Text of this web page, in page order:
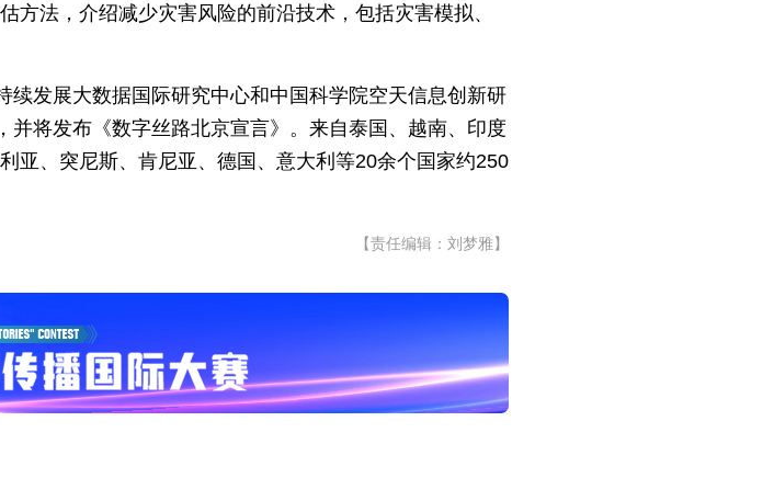
法，介绍减少灾害风险的前沿技术，包括灾害模拟、
续发展大数据国际研究中心和中国科学院空天信息创新研
将发布《数字丝路北京宣言》。来自泰国、越南、印度
亚、突尼斯、肯尼亚、德国、意大利等20余个国家约250
【责任编辑：刘梦雅】